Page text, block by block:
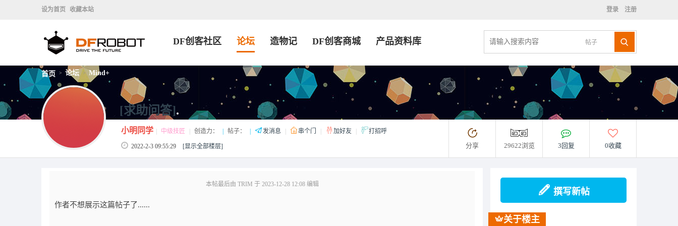
设为首页 收藏本站 登录 注册
帖子
DF创客社区 论坛 造物记 DF创客商城 产品资料库
首页 > 论坛 > Mind+
[求助问答].
小明同学 中级技匠 创造力： 帖子： 发消息 串个门 加好友 打招呼
2022-2-3 09:55:29 [显示全部楼层] 分享 29622浏览 3回复 0收藏
本帖最后由 TRIM 于 2023-12-28 12:08 编辑
作者不想展示这篇帖子了......
撰写新帖
关于楼主